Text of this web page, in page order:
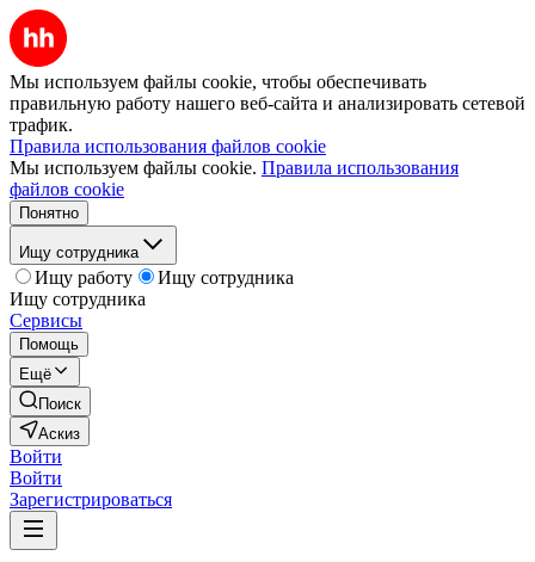
Мы используем файлы cookie, чтобы обеспечивать
правильную работу нашего веб-сайта и анализировать сетевой
трафик.
Правила использования файлов cookie
Мы используем файлы cookie. Правила использования
файлов cookie
Понятно
Ищу сотрудника
Ищу работу
Ищу сотрудника
Ищу сотрудника
Сервисы
Помощь
Ещё
Поиск
Аскиз
Войти
Войти
Зарегистрироваться